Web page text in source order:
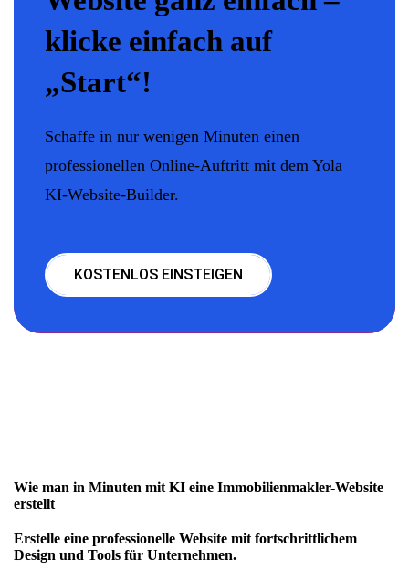
klicke einfach auf
„Start“!
Schaffe in nur wenigen Minuten einen
professionellen Online-Auftritt mit dem Yola
KI-Website-Builder.
KOSTENLOS EINSTEIGEN
Wie man in Minuten mit KI eine Immobilienmakler-Website
erstellt
Erstelle eine professionelle Website mit fortschrittlichem
Design und Tools für Unternehmen.